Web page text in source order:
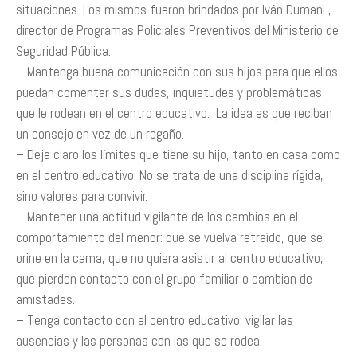
situaciones. Los mismos fueron brindados por Iván Dumani ,
director de Programas Policiales Preventivos del Ministerio de
Seguridad Pública.
– Mantenga buena comunicación con sus hijos para que ellos
puedan comentar sus dudas, inquietudes y problemáticas
que le rodean en el centro educativo. La idea es que reciban
un consejo en vez de un regaño.
– Deje claro los límites que tiene su hijo, tanto en casa como
en el centro educativo. No se trata de una disciplina rígida,
sino valores para convivir.
– Mantener una actitud vigilante de los cambios en el
comportamiento del menor: que se vuelva retraído, que se
orine en la cama, que no quiera asistir al centro educativo,
que pierden contacto con el grupo familiar o cambian de
amistades.
– Tenga contacto con el centro educativo: vigilar las
ausencias y las personas con las que se rodea.